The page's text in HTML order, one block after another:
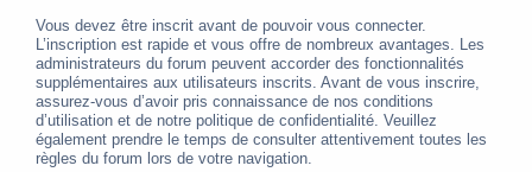
Vous devez être inscrit avant de pouvoir vous connecter.
L’inscription est rapide et vous offre de nombreux avantages. Les
administrateurs du forum peuvent accorder des fonctionnalités
supplémentaires aux utilisateurs inscrits. Avant de vous inscrire,
assurez-vous d’avoir pris connaissance de nos conditions
d’utilisation et de notre politique de confidentialité. Veuillez
également prendre le temps de consulter attentivement toutes les
règles du forum lors de votre navigation.